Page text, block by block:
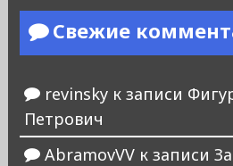
Свежие
revinskyк записи
Петрович
AbramovVVк записи